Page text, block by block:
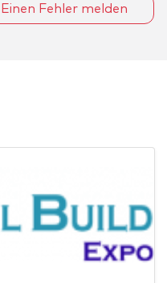
Einen Fehler melden